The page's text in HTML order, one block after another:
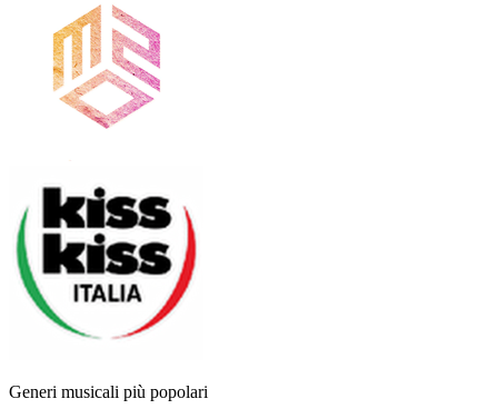
Generi musicali più popolari